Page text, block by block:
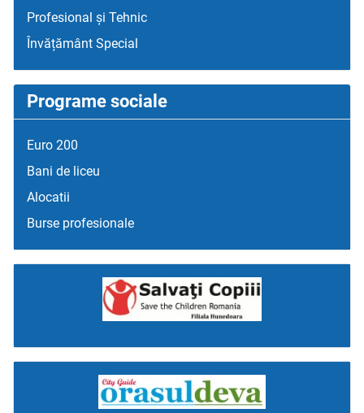
Profesional și Tehnic
Învățământ Special
Programe sociale
Euro 200
Bani de liceu
Alocatii
Burse profesionale